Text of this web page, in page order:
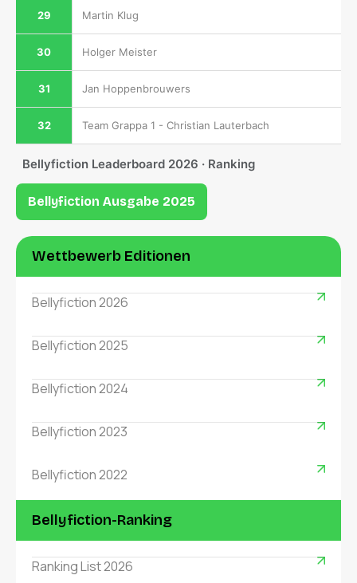
Wettbewerb Editionen
Bellyfiction 2026
Bellyfiction 2025
Bellyfiction 2024
Bellyfiction 2023
Bellyfiction 2022
Bellyfiction-Ranking
Ranking List 2026
Bellyfiction Leaderboard 2026 · Ranking
29 Martin Klug
30 Holger Meister
31 Jan Hoppenbrouwers
32 Team Grappa 1 - Christian Lauterbach
Bellyfiction Ausgabe 2025